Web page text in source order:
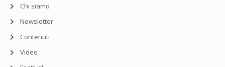
Chi siamo
Newsletter
Contenuti
Video